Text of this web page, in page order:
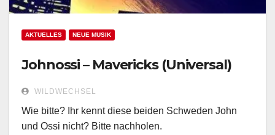
AKTUELLES NEUE MUSIK
Johnossi – Mavericks (Universal)
WILDWECHSEL
Wie bitte? Ihr kennt diese beiden Schweden John
und Ossi nicht? Bitte nachholen.